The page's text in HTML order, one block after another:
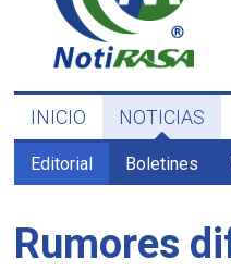
INICIO NOTICIAS
Editorial Boletines
Rumores